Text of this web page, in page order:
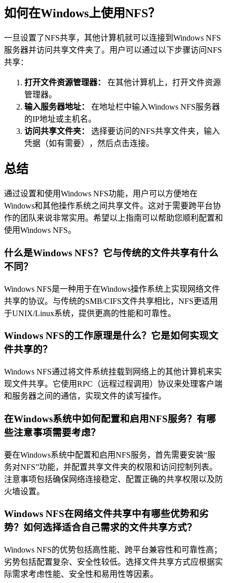
如何在Windows上使用NFS？
一旦设置了NFS共享，其他计算机就可以连接到Windows NFS
服务器并访问共享文件夹了。用户可以通过以下步骤访问NFS
共享：
打开文件资源管理器：
在其他计算机上，打开文件资源
管理器。
输入服务器地址：
在地址栏中输入Windows NFS服务器
的IP地址或主机名。
访问共享文件夹：
选择要访问的NFS共享文件夹，输入
凭据（如有需要），然后点击连接。
总结
通过设置和使用Windows NFS功能，用户可以方便地在
Windows和其他操作系统之间共享文件。这对于需要跨平台协
作的团队来说非常实用。希望以上指南可以帮助您顺利配置和
使用Windows NFS。
什么是Windows NFS？它与传统的文件共享有什么
不同？
Windows NFS是一种用于在Windows操作系统上实现网络文件
共享的协议。与传统的SMB/CIFS文件共享相比，NFS更适用
于UNIX/Linux系统，提供更高的性能和可靠性。
Windows NFS的工作原理是什么？它是如何实现文
件共享的？
Windows NFS通过将文件系统挂载到网络上的其他计算机来实
现文件共享。它使用RPC（远程过程调用）协议来处理客户端
和服务器之间的通信，实现文件的读写操作。
在Windows系统中如何配置和启用NFS服务？有哪
些注意事项需要考虑？
要在Windows系统中配置和启用NFS服务，首先需要安装“服
务对NFS”功能，并配置共享文件夹的权限和访问控制列表。
注意事项包括确保网络连接稳定、配置正确的共享权限以及防
火墙设置。
Windows NFS在网络文件共享中有哪些优势和劣
势？如何选择适合自己需求的文件共享方式？
Windows NFS的优势包括高性能、跨平台兼容性和可靠性高；
劣势包括配置复杂、安全性较低。选择文件共享方式应根据实
际需求考虑性能、安全性和易用性等因素。